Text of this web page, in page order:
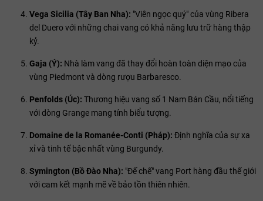
Vega Sicilia (Tây Ban Nha): "Viên ngọc quý" của vùng Ribera
del Duero với những chai vang có khả năng lưu trữ hàng thập
kỷ.
Gaja (Ý): Nhà làm vang đã thay đổi hoàn toàn diện mạo của
vùng Piedmont và dòng rượu Barbaresco.
Penfolds (Úc): Thương hiệu vang số 1 Nam Bán Cầu, nổi tiếng
với dòng Grange mang tính biểu tượng.
Domaine de la Romanée-Conti (Pháp): Định nghĩa của sự xa
xỉ và tinh tế bậc nhất vùng Burgundy.
Symington (Bồ Đào Nha): "Đế chế" vang Port hàng đầu thế giới
với cam kết mạnh mẽ về bảo tồn thiên nhiên.